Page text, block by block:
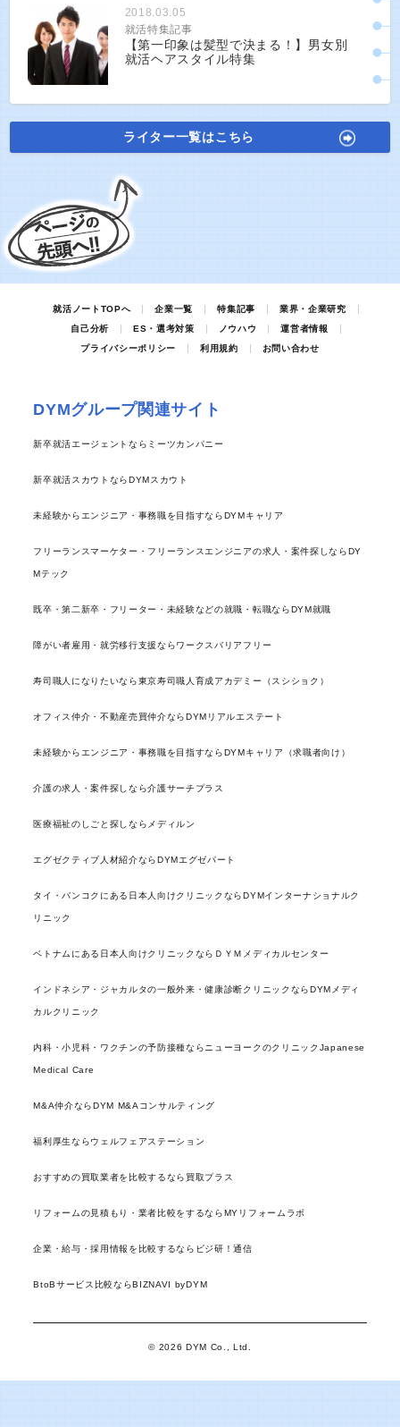
2018.03.05
就活特集記事
【第一印象は髪型で決まる！】男女別
就活ヘアスタイル特集
ライター一覧はこちら
就活ノートTOPへ 企業一覧 特集記事
業界・企業研究
自己分析
ES・選考対策 ノウハウ
運営者情報
プライバシーポリシー
利用規約 お問い合わせ
DYMグループ関連サイト
新卒就活エージェントならミーツカンパニー
新卒就活スカウトならDYMスカウト
未経験からエンジニア・事務職を目指すならDYMキャリア
フリーランスマーケター・フリーランスエンジニアの求人・案件探しならDY
Mテック
既卒・第二新卒・フリーター・未経験などの就職・転職ならDYM就職
障がい者雇用・就労移行支援ならワークスバリアフリー
寿司職人になりたいなら東京寿司職人育成アカデミー（スシショク）
オフィス仲介・不動産売買仲介ならDYMリアルエステート
未経験からエンジニア・事務職を目指すならDYMキャリア（求職者向け）
介護の求人・案件探しなら介護サーチプラス
医療福祉のしごと探しならメディルン
エグゼクティブ人材紹介ならDYMエグゼパート
タイ・バンコクにある日本人向けクリニックならDYMインターナショナルク
リニック
ベトナムにある日本人向けクリニックならＤＹＭメディカルセンター
インドネシア・ジャカルタの一般外来・健康診断クリニックならDYMメディ
カルクリニック
内科・小児科・ワクチンの予防接種ならニューヨークのクリニックJapanese
Medical Care
M&A仲介ならDYM M&Aコンサルティング
福利厚生ならウェルフェアステーション
おすすめの買取業者を比較するなら買取プラス
リフォームの見積もり・業者比較をするならMYリフォームラボ
企業・給与・採用情報を比較するならビジ研！通信
BtoBサービス比較ならBIZNAVI byDYM
© 2026 DYM Co., Ltd.